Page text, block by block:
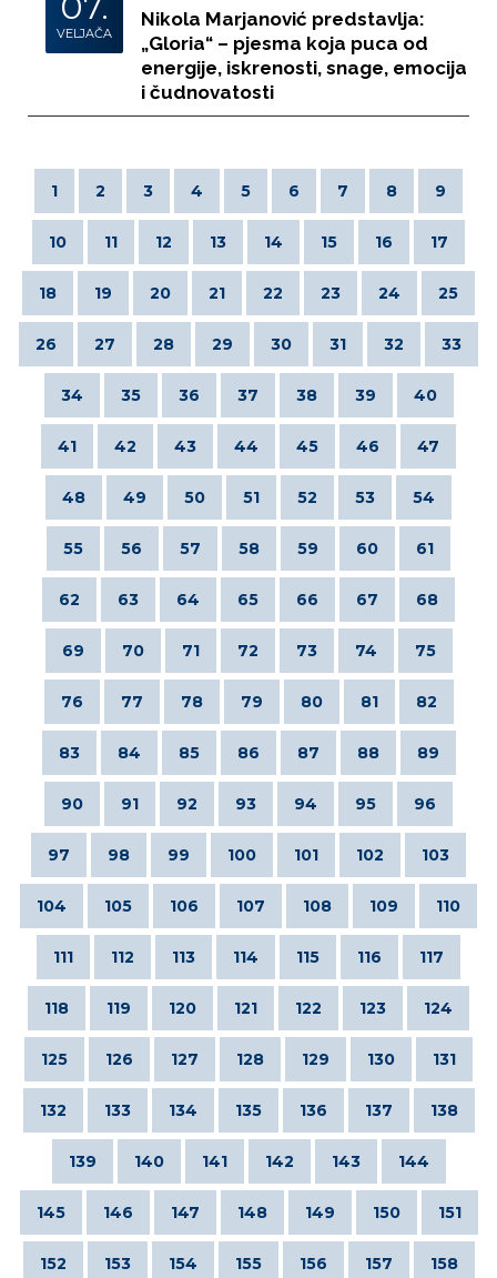
VELJAČA
Nikola Marjanović predstavlja:
„Gloria“ – pjesma koja puca od
energije, iskrenosti, snage, emocija
i čudnovatosti
1 2 3 4 5 6 7 8 9
10 11 12 13 14 15 16 17
18 19 20 21 22 23 24 25
26 27 28 29 30 31 32 33
34 35 36 37 38 39 40
41 42 43 44 45 46 47
48 49 50 51 52 53 54
55 56 57 58 59 60 61
62 63 64 65 66 67 68
69 70 71 72 73 74 75
76 77 78 79 80 81 82
83 84 85 86 87 88 89
90 91 92 93 94 95 96
97 98 99 100 101 102 103
104 105 106 107 108 109 110
111 112 113 114 115 116 117
118 119 120 121 122 123 124
125 126 127 128 129 130 131
132 133 134 135 136 137 138
139 140 141 142 143 144
145 146 147 148 149 150 151
152 153 154 155 156 157 158